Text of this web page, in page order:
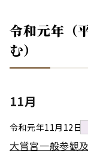
令和元年（
む）
11月
令和元年11月12日
大嘗宮一般参観